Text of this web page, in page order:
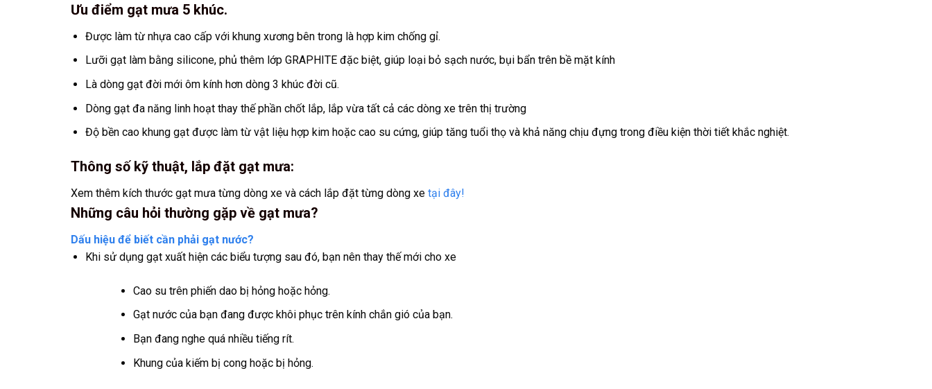
Ưu điểm gạt mưa 5 khúc.
Được làm từ nhựa cao cấp với khung xương bên trong là hợp kim chống gỉ.
Lưỡi gạt làm bằng silicone, phủ thêm lớp GRAPHITE đặc biệt, giúp loại bỏ sạch nước, bụi bẩn trên bề mặt kính
Là dòng gạt đời mới ôm kính hơn dòng 3 khúc đời cũ.
Dòng gạt đa năng linh hoạt thay thế phần chốt lắp, lắp vừa tất cả các dòng xe trên thị trường
Độ bền cao khung gạt được làm từ vật liệu hợp kim hoặc cao su cứng, giúp tăng tuổi thọ và khả năng chịu đựng trong điều kiện thời tiết khắc nghiệt.
Thông số kỹ thuật, lắp đặt gạt mưa:
Xem thêm kích thước gạt mưa từng dòng xe và cách lắp đặt từng dòng xe tại đây!
Những câu hỏi thường gặp về gạt mưa?
Dấu hiệu để biết cần phải gạt nước?
Khi sử dụng gạt xuất hiện các biểu tượng sau đó, bạn nên thay thế mới cho xe
Cao su trên phiến dao bị hỏng hoặc hỏng.
Gạt nước của bạn đang được khôi phục trên kính chắn gió của bạn.
Bạn đang nghe quá nhiều tiếng rít.
Khung của kiếm bị cong hoặc bị hỏng.